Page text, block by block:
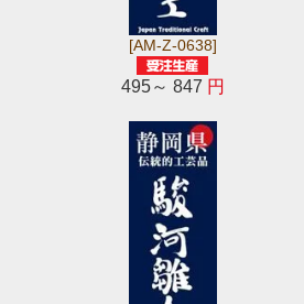
[AM-Z-0638]
495～ 847 円